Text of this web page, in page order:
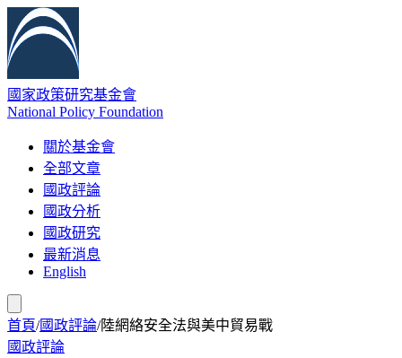
國家政策研究基金會
National Policy Foundation
關於基金會
全部文章
國政評論
國政分析
國政研究
最新消息
English
首頁/國政評論/陸網絡安全法與美中貿易戰
國政評論